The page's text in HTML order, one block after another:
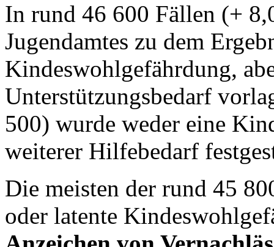
In rund 46 600 Fällen (+
Jugendamtes zu dem
Kindeswohlgefährdung,
Unterstützungsbedarf
500) wurde weder eine
weiterer Hilfebedarf
Die meisten der rund 45
oder latente